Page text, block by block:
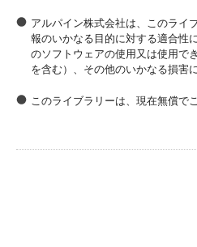
アルパイン株式会社は、このライ
報のいかなる目的に対する適合性
のソフトウェアの使用又は使用で
を含む）、その他のいかなる損害
このライブラリーは、現在無償で